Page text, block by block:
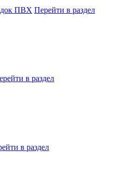
ПВХ Перейти в раздел
в раздел
в раздел